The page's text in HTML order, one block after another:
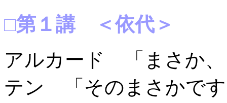
□第１講 ＜依代＞
アルカード 「まさか、
テン 「そのまさかです